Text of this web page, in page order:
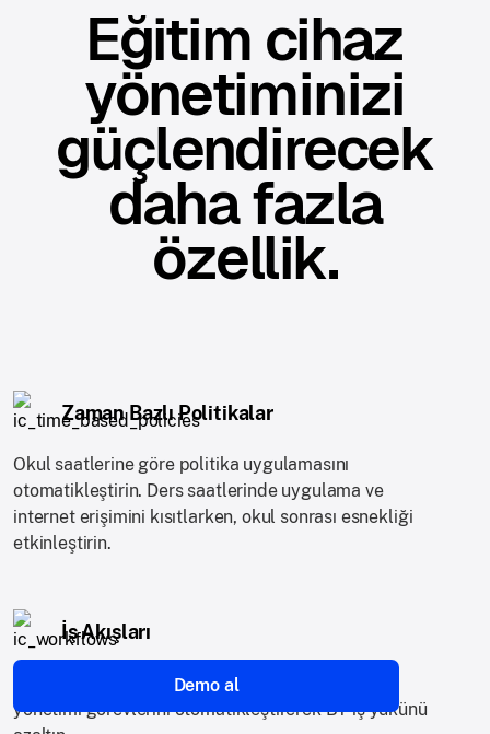
Eğitim cihaz
yönetiminizi
güçlendirecek
daha fazla
özellik.
Zaman Bazlı Politikalar
Okul saatlerine göre politika uygulamasını
otomatikleştirin. Ders saatlerinde uygulama ve
internet erişimini kısıtlarken, okul sonrası esnekliği
etkinleştirin.
İş Akışları
Tekrarlayan operasyonlarınızla ilgili rutin cihaz
yönetimi görevlerini otomatikleştirerek BT iş yükünü
Demo al